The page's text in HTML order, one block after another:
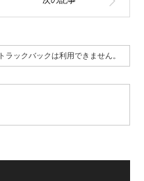
トラックバックは利用できません。